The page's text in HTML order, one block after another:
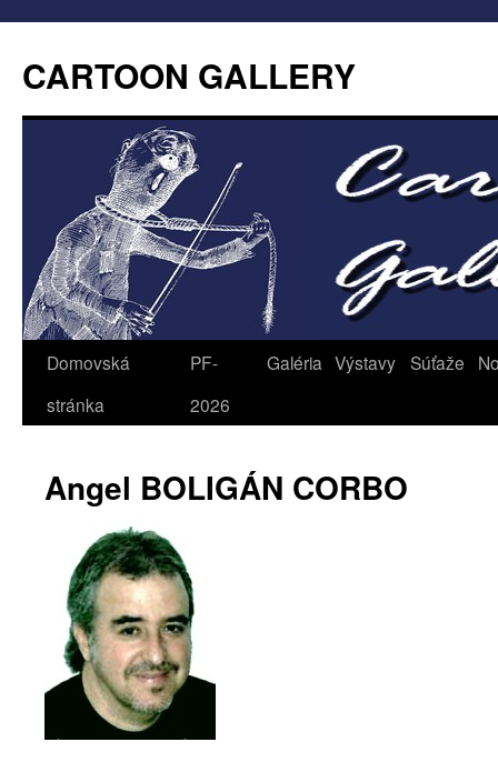
CARTOON GALLERY
Domovská
stránka
PF-
2026
Galéria Výstavy Súťaže
Angel BOLIGÁN CORBO